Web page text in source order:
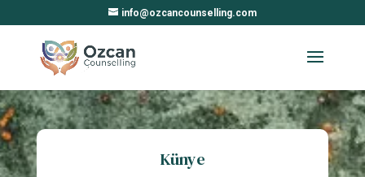
info@ozcancounselling.com
Künye